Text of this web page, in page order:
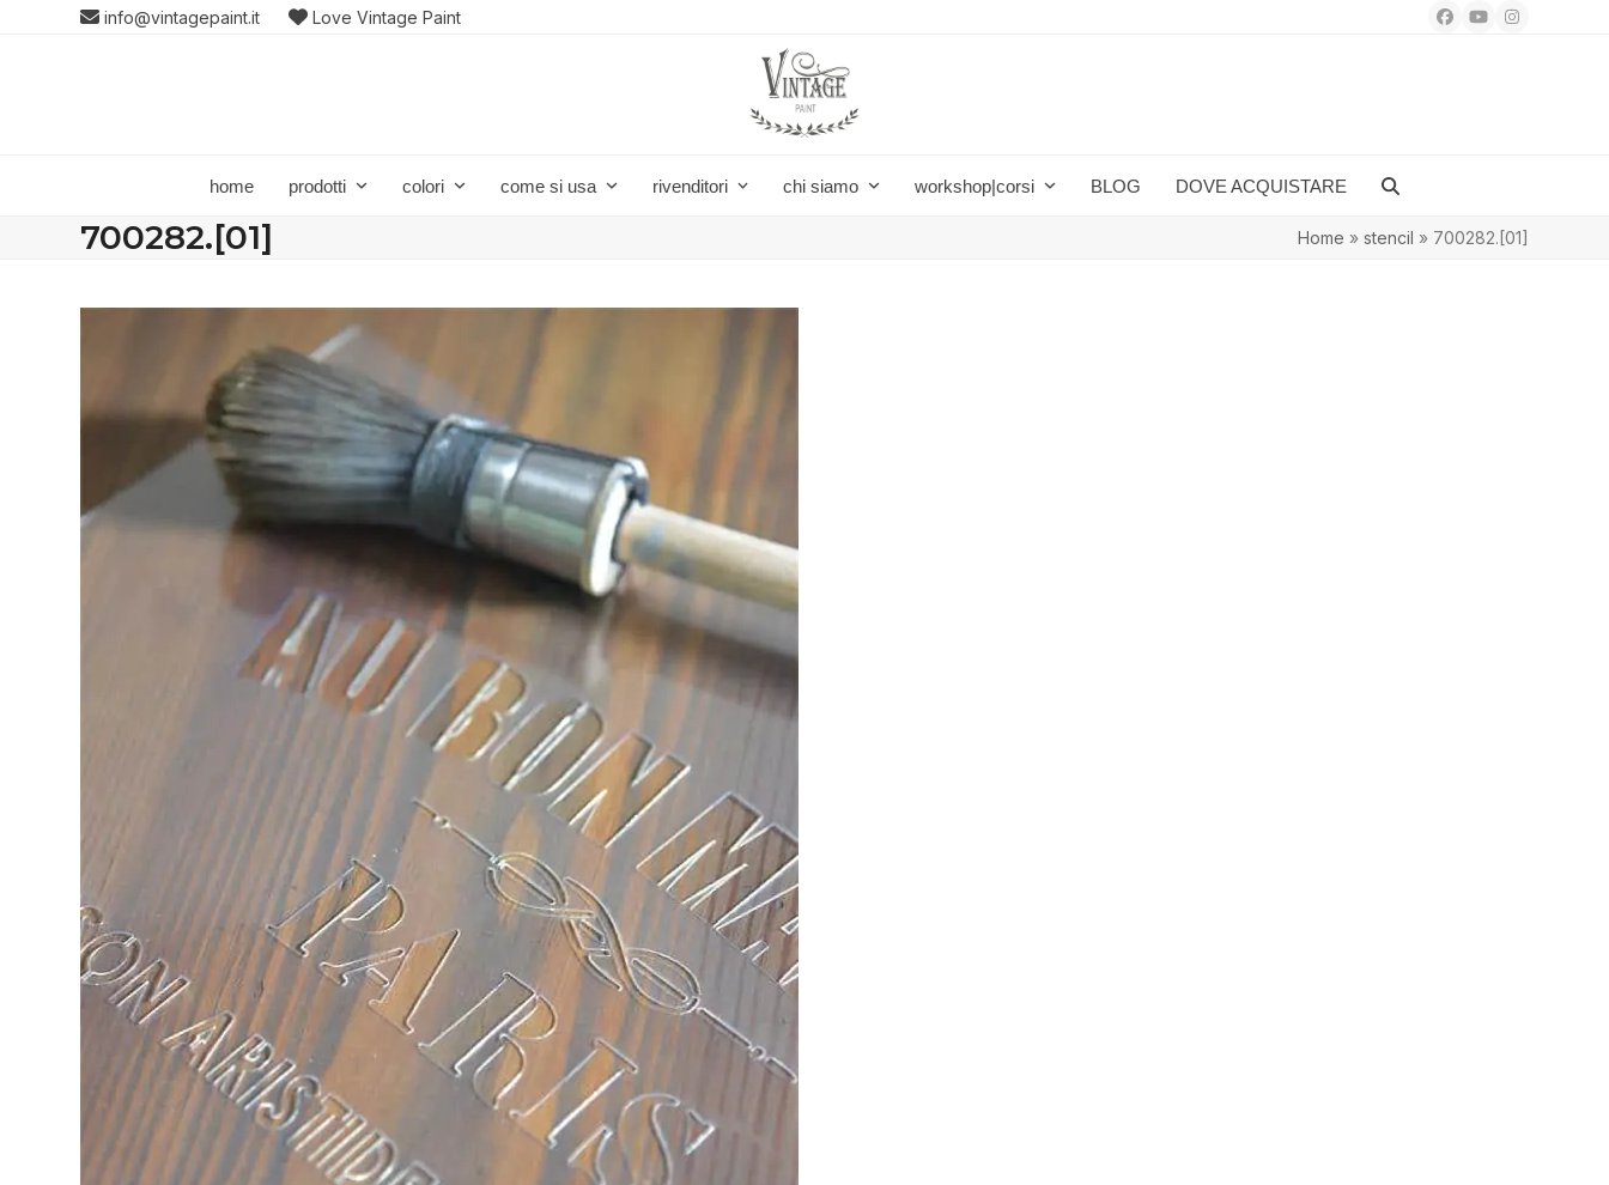
info@vintagepaint.it Love Vintage Paint Facebook
YouTubeInstagram
home prodotti colori come si usa rivenditori chi siamo workshop|corsi BLOG DOVE ACQUISTARE
700282.[01] Home » stencil » 700282.[01]